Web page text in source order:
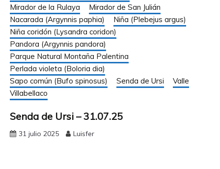
Mirador de la Rulaya
Mirador de San Julián
Nacarada (Argynnis paphia)
Niña (Plebejus argus)
Niña coridón (Lysandra coridon)
Pandora (Argynnis pandora)
Parque Natural Montaña Palentina
Perlada violeta (Boloria dia)
Sapo común (Bufo spinosus)
Senda de Ursi
Valle
Villabellaco
Senda de Ursi – 31.07.25
31 julio 2025 Luisfer